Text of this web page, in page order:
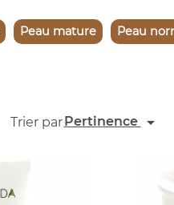
Peau mature Peau
Trier par :Pertinence